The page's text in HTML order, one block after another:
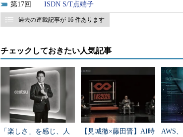
17 ISDN S/T点端子
過去の連載記事が 16 件あります
チェックしておきたい人気記事
「楽しさ」を感じ、人
【見城徹×藤田晋】AI時
AWS